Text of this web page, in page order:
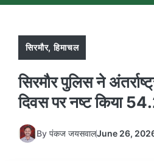
सिरमौर,हिमाचल
सिरमौर पुलिस ने
दिवस पर नष्ट किया
By पंकज जयसवालJune 26,